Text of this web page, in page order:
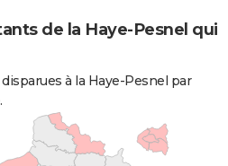
de la Haye-Pesnel qui
à la Haye-Pesnel par